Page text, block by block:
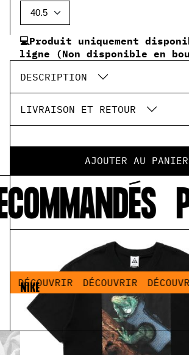
💻Produit uniquement
ligne (Non disponible en
DESCRIPTION
LIVRAISON ET RETOUR
AJOUTER AU PANIER
DÉCOUVRIR DÉCOUVRIR
NIKE
ACG Dri-Fit Iguana Tee Black
55,00 €